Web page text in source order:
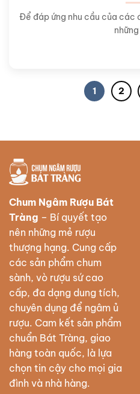
Để đáp ứng nhu cầu của các
1 2
Chum Ngâm Rượu Bát
Tràng – Bí quyết tạo
nên những mẻ rượu
thượng hạng. Cung cấp
các sản phẩm chum
sành, vò rượu sứ cao
cấp, đa dạng dung tích,
chuyên dụng để ngâm ủ
rượu. Cam kết sản phẩm
chuẩn Bát Tràng, giao
hàng toàn quốc, là lựa
chọn tin cậy cho mọi gia
đình và nhà hàng.